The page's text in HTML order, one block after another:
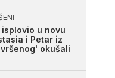
u novu
i Petar iz
okušali